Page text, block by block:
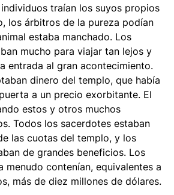
traían los suyos propios
los árbitros de la pureza podían
estaba manchado. Los
mucho para viajar tan lejos y
entrada al gran acontecimiento.
dinero del templo, que había
a un precio exorbitante. El
estos y otros muchos
Todos los sacerdotes estaban
las cuotas del templo, y los
de grandes beneficios. Los
menudo contenían, equivalentes a
más de diez millones de dólares.